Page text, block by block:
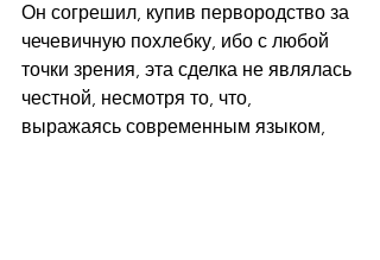
Он согрешил, купив первородство за
чечевичную похлебку, ибо с любой
точки зрения, эта сделка не являлась
честной, несмотря то, что,
выражаясь современным языком,